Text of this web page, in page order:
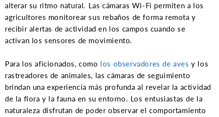
alterar su ritmo natural. Las cámaras Wi-Fi permiten a los
agricultores monitorear sus rebaños de forma remota y
recibir alertas de actividad en los campos cuando se
activan los sensores de movimiento.
Para los aficionados, como los observadores de aves y los
rastreadores de animales, las cámaras de seguimiento
brindan una experiencia más profunda al revelar la actividad
de la flora y la fauna en su entorno. Los entusiastas de la
naturaleza disfrutan de poder observar el comportamiento